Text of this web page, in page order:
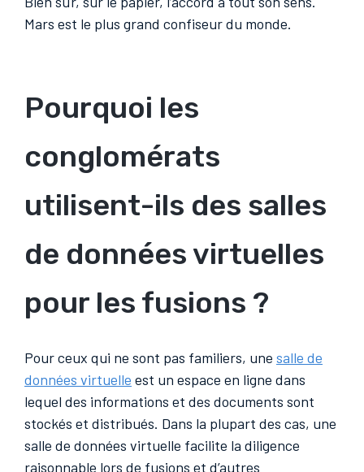
Mars est le plus grand confiseur du monde.
Pourquoi les
conglomérats
utilisent-ils des salles
de données virtuelles
pour les fusions ?
Pour ceux qui ne sont pas familiers, une salle de
données virtuelle est un espace en ligne dans
lequel des informations et des documents sont
stockés et distribués. Dans la plupart des cas, une
salle de données virtuelle facilite la diligence
raisonnable lors de fusions et d’autres